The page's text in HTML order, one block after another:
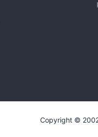
Copyright ©